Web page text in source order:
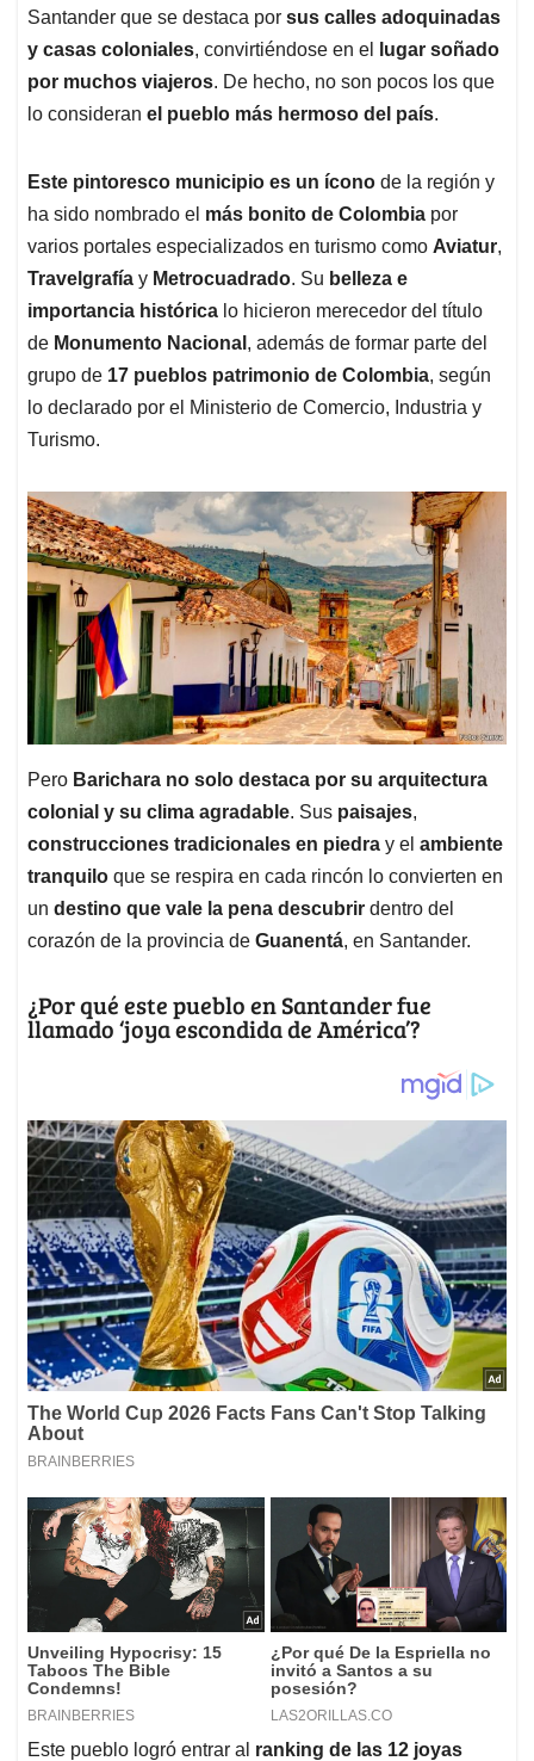
Santander que se destaca por sus calles adoquinadas
y casas coloniales, convirtiéndose en el
lugar soñado
por muchos viajeros. De hecho, no son pocos los que
lo consideran el pueblo más hermoso del país.
Este pintoresco municipio es un ícono de la región y
ha sido nombrado el más bonito de Colombia por
varios portales especializados en turismo como Aviatur,
Travelgrafía y Metrocuadrado. Su belleza e
importancia histórica lo hicieron merecedor del título
de Monumento Nacional , además de formar parte del
grupo de 17 pueblos patrimonio de Colombia, según
lo declarado por el Ministerio de Comercio, Industria y
Turismo.
Pero Barichara no solo destaca por su arquitectura
colonial y su clima agradable. Sus paisajes,
construcciones tradicionales en piedra y el ambiente
tranquilo que se respira en cada rincón lo convierten en
un destino que vale la pena descubrir dentro del
corazón de la provincia de Guanentá, en Santander.
¿Por qué este pueblo en Santander fue
llamado ‘joya escondida de América’?
Este pueblo logró entrar al ranking de las 12 joyas